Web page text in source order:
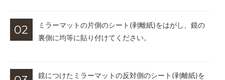
ミラーマットの片側のシート(剥離紙)をはがし、鏡の
裏側に均等に貼り付けてください。
鏡につけたミラーマットの反対側のシート(剥離紙)を